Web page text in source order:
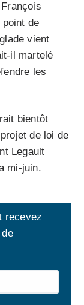
de
vient
il martelé
les
bientôt
de loi de
Legault
mi-juin.
recevez